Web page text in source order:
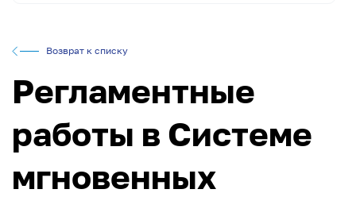
Возврат к списку
Регламентные
работы в Системе
мгновенных